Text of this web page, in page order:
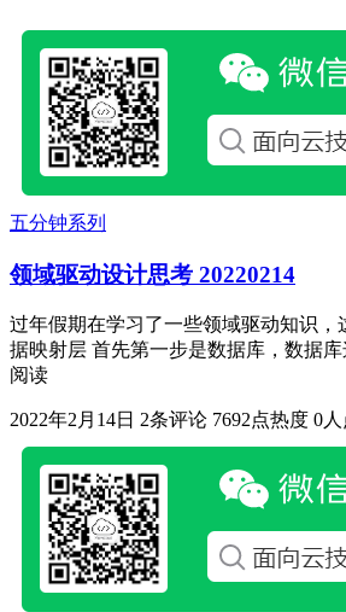
五分钟系列
领域驱动设计思考 20220214
过年假期在学习了一些领域驱动知识
据映射层 首先第一步是数据库，数据
阅读
2022年2月14日 2条评论 7692点热度 0